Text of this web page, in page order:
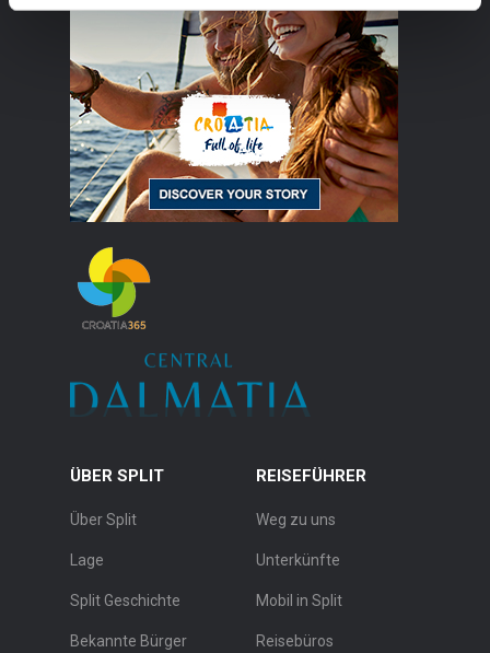
ÜBER SPLIT
Über Split
Lage
Split Geschichte
Bekannte Bürger
REISEFÜHRER
Weg zu uns
Unterkünfte
Mobil in Split
Reisebüros